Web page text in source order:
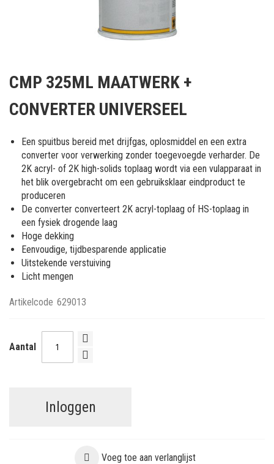
het
van
afbeeldingen-
gallerij
CMP 325ML MAATWERK +
CONVERTER UNIVERSEEL
Een spuitbus bereid met drijfgas, oplosmiddel en een extra
converter voor verwerking zonder toegevoegde verharder. De
2K acryl- of 2K high-solids toplaag wordt via een vulapparaat in
het blik overgebracht om een gebruiksklaar eindproduct te
produceren
De converter converteert 2K acryl-toplaag of HS-toplaag in
een fysiek drogende laag
Hoge dekking
Eenvoudige, tijdbesparende applicatie
Uitstekende verstuiving
Licht mengen
Artikelcode 629013
Aantal
Inloggen
Voeg toe aan verlanglijst